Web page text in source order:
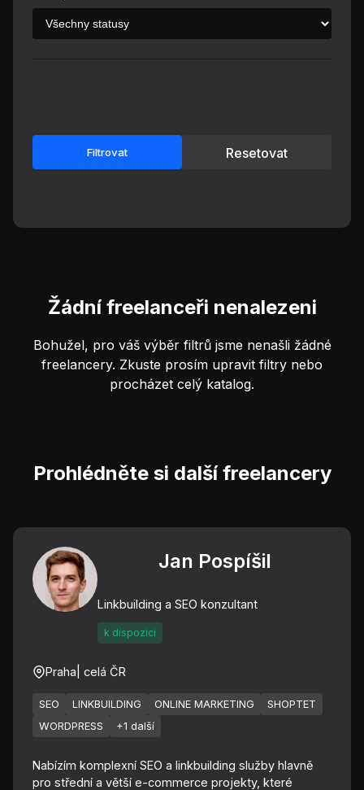
Filtrovat Resetovat
Žádní freelanceři nenalezeni
Bohužel, pro váš výběr filtrů jsme nenašli žádné
freelancery. Zkuste prosím upravit filtry nebo
procházet celý katalog.
Prohlédněte si další freelancery
Jan Pospíšil
Linkbuilding a SEO konzultant
k dispozici
Praha | celá ČR
SEO LINKBUILDING ONLINE MARKETING
SHOPTET
WORDPRESS
+1 další
Nabízím komplexní SEO a linkbuilding služby hlavně
pro střední a větší e-commerce projekty, které